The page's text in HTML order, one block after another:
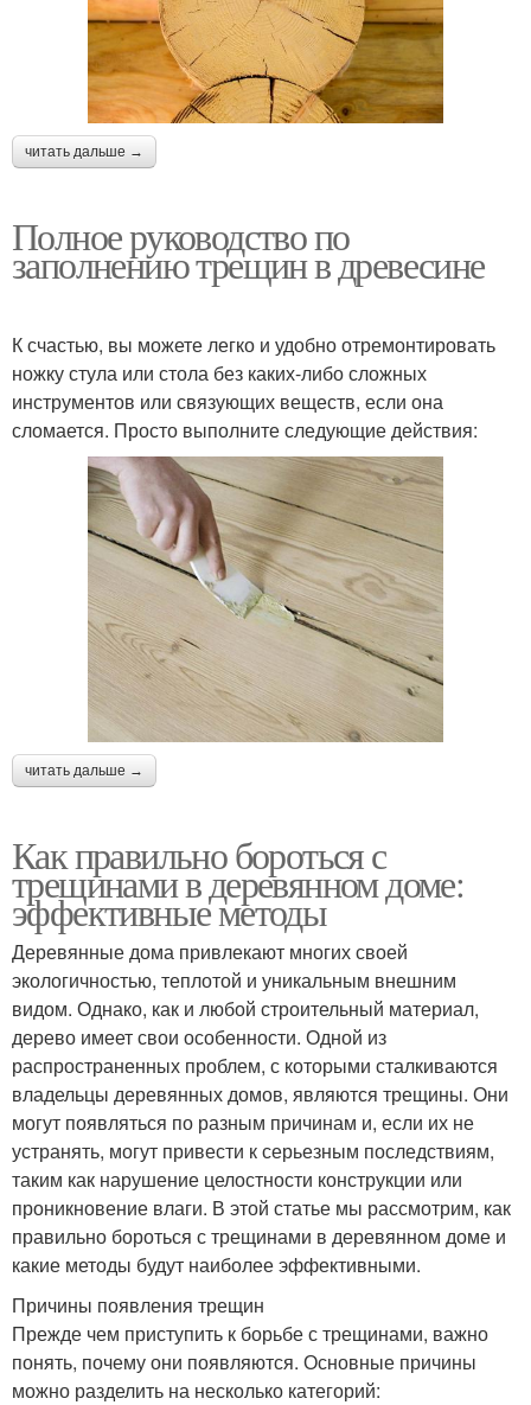
читать дальше →
Полное руководство по
заполнению трещин в древесине
К счастью, вы можете легко и удобно отремонтировать
ножку стула или стола без каких-либо сложных
инструментов или связующих веществ, если она
сломается. Просто выполните следующие действия:
читать дальше →
Как правильно бороться с
трещинами в деревянном доме:
эффективные методы
Деревянные дома привлекают многих своей
экологичностью, теплотой и уникальным внешним
видом. Однако, как и любой строительный материал,
дерево имеет свои особенности. Одной из
распространенных проблем, с которыми сталкиваются
владельцы деревянных домов, являются трещины. Они
могут появляться по разным причинам и, если их не
устранять, могут привести к серьезным последствиям,
таким как нарушение целостности конструкции или
проникновение влаги. В этой статье мы рассмотрим, как
правильно бороться с трещинами в деревянном доме и
какие методы будут наиболее эффективными.
Причины появления трещин
Прежде чем приступить к борьбе с трещинами, важно
понять, почему они появляются. Основные причины
можно разделить на несколько категорий: